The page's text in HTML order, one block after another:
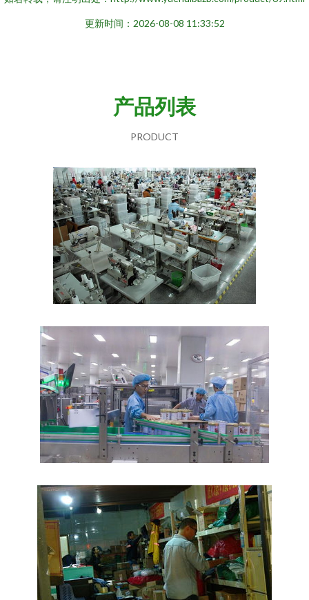
更新时间：2026-08-08 11:33:52
产品列表
PRODUCT